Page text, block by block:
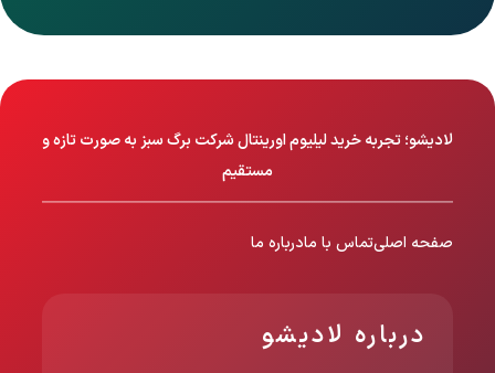
لادیشو؛ تجربه خرید لیلیوم اورینتال شرکت برگ سبز به صورت تازه و
مستقیم
صفحه اصلیتماس با مادرباره ما
درباره لادیشو